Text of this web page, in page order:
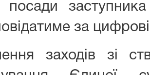
посади
за
заходів зі